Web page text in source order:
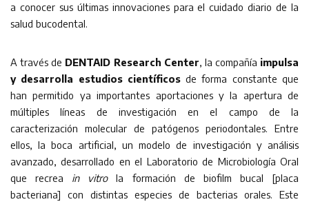
a conocer sus últimas innovaciones para el cuidado diario de la
salud bucodental.
A través de DENTAID Research Center, la compañía impulsa
y desarrolla estudios científicosde forma constante que
han permitido ya importantes aportaciones y la apertura de
múltiples líneas de investigación en el campo de la
caracterización molecular de patógenos periodontales. Entre
ellos, la boca artificial, un modelo de investigación y análisis
avanzado, desarrollado en el Laboratorio de Microbiología Oral
que recrea in vitrola formación de biofilm bucal [placa
bacteriana] con distintas especies de bacterias orales. Este